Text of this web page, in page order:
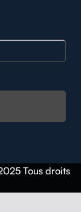
Tous droits